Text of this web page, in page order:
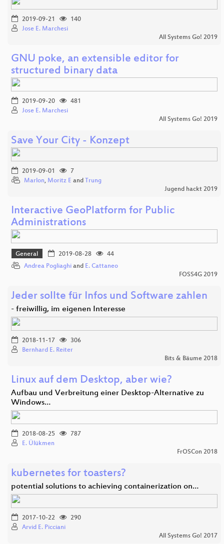
2019-09-21
140
Jose E. Marchesi
All Systems Go! 2019
GNU poke, an extensible editor for
structured binary data
2019-09-20
481
Jose E. Marchesi
All Systems Go! 2019
Save Your City - Konzept
2019-09-01
7
Marlon, Moritz E and Trung
Jugend hackt 2019
Interactive GeoPlatform for Public
Administrations
General 2019-08-28
44
Andrea Pogliaghi and E. Cattaneo
FOSS4G 2019
Jeder sollte für Infos und Software zahlen
- freiwillig, im eigenen Interesse
2018-11-17
306
Bernhard E. Reiter
Bits & Bäume 2018
Linux auf dem Desktop, aber wie?
Aufbau und Verbreitung einer Desktop-Alternative zu
Windows…
2018-08-25
787
E. Ülükmen
FrOSCon 2018
kubernetes for toasters?
potential solutions to achieving containerization on…
2017-10-22
290
Arvid E. Picciani
All Systems Go! 2017